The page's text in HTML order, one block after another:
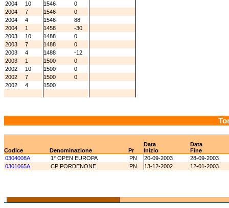
2004
10 1546
0
2004
7 1546
0
2004
4 1546
88
2004
1 1458
-30
2003
10 1488
0
2003
7 1488
0
2003
4 1488
-12
2003
1 1500
0
2002
10 1500
0
2002
7 1500
0
2002
4 1500
Data
Data
Codice
Denominazione Pr Inizio
Fine
0304008A
1° OPEN EUROPA PN 20-09-2003
28-09-2003
0301065A
CP PORDENONE PN 13-12-2002 12-01-2003